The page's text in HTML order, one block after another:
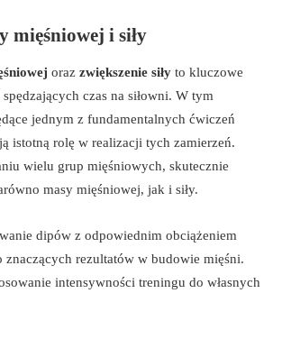
mięśniowej i siły
oraz zwiększenie siły to kluczowe
czas na siłowni. W tym
jednym z fundamentalnych ćwiczeń
istotną rolę w realizacji tych zamierzeń.
wielu grup mięśniowych, skutecznie
masy mięśniowej, jak i siły.
dipów z odpowiednim obciążeniem
znaczących rezultatów w budowie mięśni.
intensywności treningu do własnych